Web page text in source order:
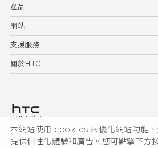
本網站使用 cookies 來優化網站功能、
提供個性化體驗和廣告。您可點擊下方
產品
5G
智能手機
區塊鍊手機
網站
HTC Dev
HTC Research
支援服務
服務中心
關於HTC
私隱政策
產品安全
加入HTC
© 2011-2026 HTC Corporation